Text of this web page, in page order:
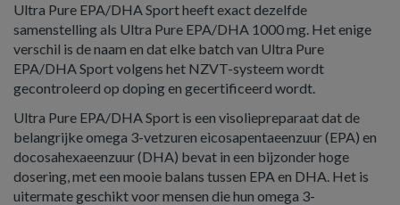
Ultra Pure EPA/DHA Sport heeft exact dezelfde
samenstelling als Ultra Pure EPA/DHA 1000 mg. Het enige
verschil is de naam en dat elke batch van Ultra Pure
EPA/DHA Sport volgens het NZVT-systeem wordt
gecontroleerd op doping en gecertificeerd wordt.
Ultra Pure EPA/DHA Sport is een visoliepreparaat dat de
belangrijke omega 3-vetzuren eicosapentaeenzuur (EPA) en
docosahexaeenzuur (DHA) bevat in een bijzonder hoge
dosering, met een mooie balans tussen EPA en DHA. Het is
uitermate geschikt voor mensen die hun omega 3-